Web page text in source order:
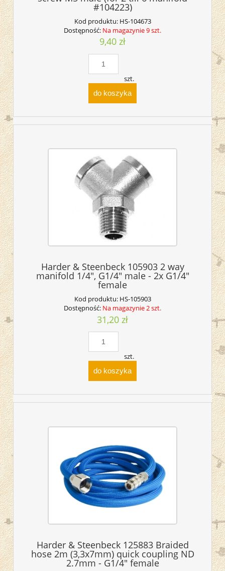
#104223)
Kod produktu: HS-104673
Dostępność: Na magazynie 9 szt.
9,40 zł
szt.
do koszyka
Harder & Steenbeck 105903 2 way
manifold 1/4", G1/4" male - 2x G1/4"
female
Kod produktu: HS-105903
Dostępność: Na magazynie 2 szt.
31,20 zł
szt.
do koszyka
Harder & Steenbeck 125883 Braided
hose 2m (3,3x7mm) quick coupling ND
2.7mm - G1/4" female